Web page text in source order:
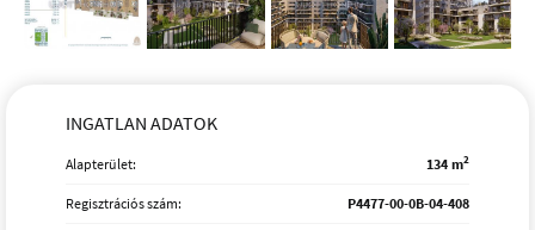
INGATLAN ADATOK
Alapterület: 134 m2
Regisztrációs szám: P4477-00-0B-04-408